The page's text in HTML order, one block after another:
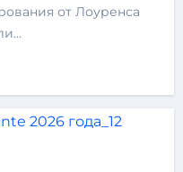
от Лоуренса